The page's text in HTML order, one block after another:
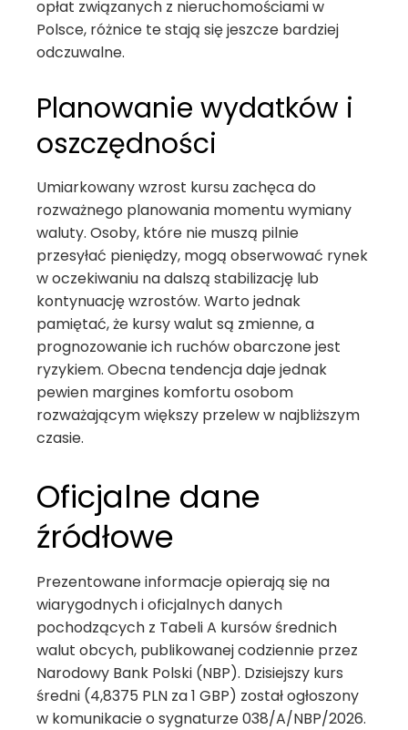
opłat związanych z nieruchomościami w
Polsce, różnice te stają się jeszcze bardziej
odczuwalne.
Planowanie wydatków i
oszczędności
Umiarkowany wzrost kursu zachęca do
rozważnego planowania momentu wymiany
waluty. Osoby, które nie muszą pilnie
przesyłać pieniędzy, mogą obserwować rynek
w oczekiwaniu na dalszą stabilizację lub
kontynuację wzrostów. Warto jednak
pamiętać, że kursy walut są zmienne, a
prognozowanie ich ruchów obarczone jest
ryzykiem. Obecna tendencja daje jednak
pewien margines komfortu osobom
rozważającym większy przelew w najbliższym
czasie.
Oficjalne dane
źródłowe
Prezentowane informacje opierają się na
wiarygodnych i oficjalnych danych
pochodzących z Tabeli A kursów średnich
walut obcych, publikowanej codziennie przez
Narodowy Bank Polski (NBP). Dzisiejszy kurs
średni (4,8375 PLN za 1 GBP) został ogłoszony
w komunikacie o sygnaturze 038/A/NBP/2026.